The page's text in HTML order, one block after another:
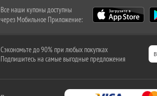
Все наши купоны доступны
через Мобильное Приложение:
Сэкономьте до 90% при любых покупках
Подпишитесь на самые выгодные предложения